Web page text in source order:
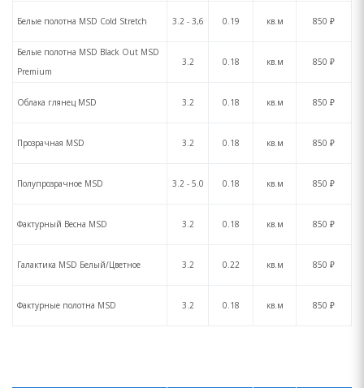
Белые полотна MSD Cold Stretch 3.2 - 3,6 0.19 кв.м 850 ₽
Белые полотна MSD Black Out MSD
Premium
3.2 0.18 кв.м 850 ₽
Облака глянец MSD 3.2 0.18 кв.м 850 ₽
Прозрачная MSD 3.2 0.18 кв.м 850 ₽
Полупрозрачное MSD 3.2 - 5.0 0.18 кв.м 850 ₽
Фактурный Весна MSD 3.2 0.18 кв.м 850 ₽
Галактика MSD Белый/Цветное 3.2 0.22 кв.м 850 ₽
Фактурные полотна MSD 3.2 0.18 кв.м 850 ₽